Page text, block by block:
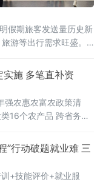
假期旅客发送量历史新
游等出行需求旺盛。
施 多笔直补资
强农惠农富农政策清
16个农产品 跨省务工
清单，明确今年稳定
，多项补贴资金将通
。此次发布的政策清
”行动破题就业难 三
+技能评价+就业服